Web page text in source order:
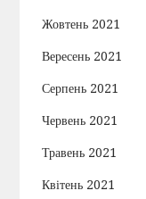
Жовтень 2021
Вересень 2021
Серпень 2021
Червень 2021
Травень 2021
Квітень 2021